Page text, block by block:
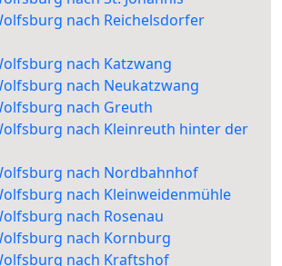
nach Reichelsdorfer
nach Katzwang
nach Neukatzwang
nach Greuth
nach Kleinreuth hinter der
nach Nordbahnhof
nach Kleinweidenmühle
nach Rosenau
nach Kornburg
nach Kraftshof